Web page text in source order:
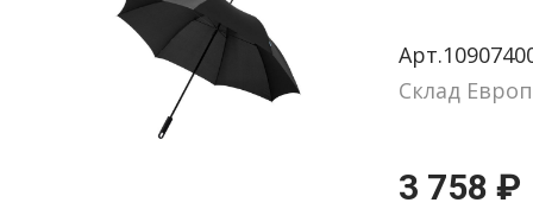
Склад
3 758 ₽